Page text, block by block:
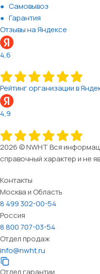
Самовывоз
Гарантия
Отзывы на Яндексе
4,6
Рейтинг организации в
4,9
2026 © NWHT Вся
справочный характер и не
Контакты
Москва и Область
8 499 302-00-54
Россия
8 800 707-03-54
Отдел продаж
info@nwht.ru